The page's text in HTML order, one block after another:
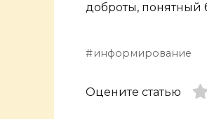
доброты, понятный
информирование
Оцените статью